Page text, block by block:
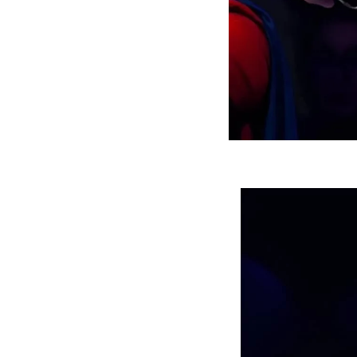
مرگبارتر پهپادهای ایرانی | پهپاد انتحاری